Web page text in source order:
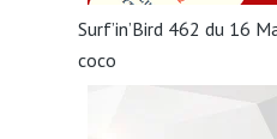
Surf’in’Bird 462 du 16
coco